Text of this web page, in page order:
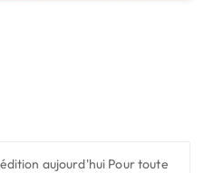
aujourd'hui Pour toute